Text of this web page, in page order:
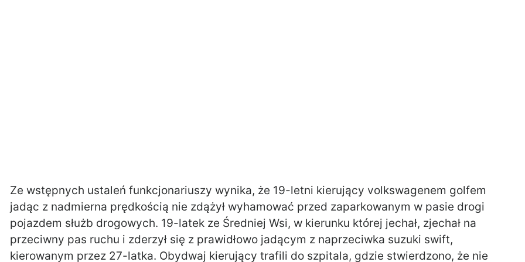
Ze wstępnych ustaleń funkcjonariuszy wynika, że 19-letni kierujący volkswagenem golfem
jadąc z nadmierna prędkością nie zdążył wyhamować przed zaparkowanym w pasie drogi
pojazdem służb drogowych. 19-latek ze Średniej Wsi, w kierunku której jechał, zjechał na
przeciwny pas ruchu i zderzył się z prawidłowo jadącym z naprzeciwka suzuki swift,
kierowanym przez 27-latka. Obydwaj kierujący trafili do szpitala, gdzie stwierdzono, że nie